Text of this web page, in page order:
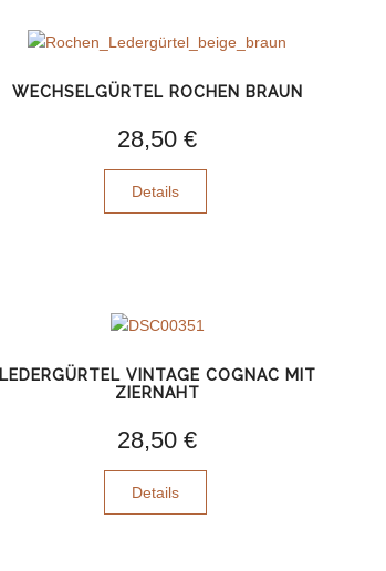
WECHSELGÜRTEL ROCHEN BRAUN
28,50 €
Details
LEDERGÜRTEL VINTAGE COGNAC MIT
ZIERNAHT
28,50 €
Details